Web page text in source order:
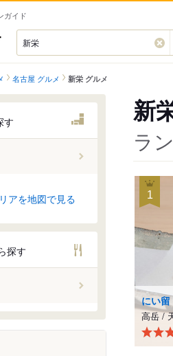
ガイド
食べログ
名古屋 グルメ 新栄 グルメ
す
新栄町駅
アを地図で見る
探す
新
ラ
1
にい留
高岳 /